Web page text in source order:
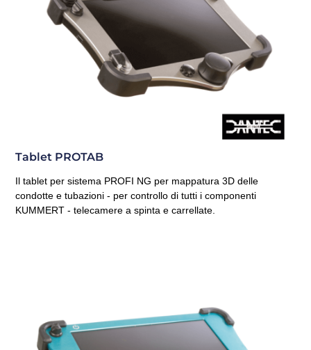
Tablet PROTAB
Il tablet per sistema PROFI NG per mappatura 3D delle
condotte e tubazioni - per controllo di tutti i componenti
KUMMERT - telecamere a spinta e carrellate.